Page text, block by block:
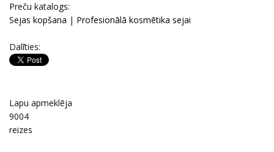
Prеču katalogs:
Sejas kopšana | Profesionālā kosmētika sejai
Dalīties:
Lapu apmeklēja
9004
reizes